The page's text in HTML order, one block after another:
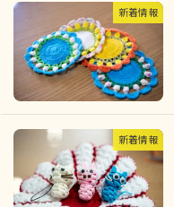
新着情報
新着情報